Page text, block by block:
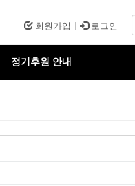
회원가입 로그인
정기후원 안내